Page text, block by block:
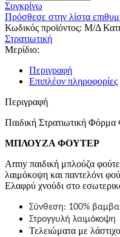
Συγκρίνω
Πρόσθεσε στην λίστα
Κωδικός προϊόντος: Μ/Δ
Στρατιωτική
Μερίδιο:
Περιγραφή
Επιπλέον πληροφορίες
Περιγραφή
Παιδική Στρατιωτική
ΜΠΛΟΥΖΑ ΦΟΥΤΕΡ
Army παιδική μπλούζα
λαιμόκοψη και παντελόνι
Ελαφρύ χνούδι στο
Σύνθεση: 100%
Στρογγυλή λαιμόκοψη
Τελειώματα με λάστιχο